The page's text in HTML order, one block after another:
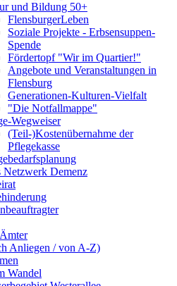
und Bildung 50+
FlensburgerLeben
Soziale Projekte - Erbsensuppen-
Spende
Fördertopf "Wir im Quartier!"
Angebote und Veranstaltungen in
Flensburg
Generationen-Kulturen-Vielfalt
"Die Notfallmappe"
Wegweiser
(Teil-)Kostenübernahme der
Pflegekasse
Netzwerk Demenz
Anliegen / von A-Z)
Wandel